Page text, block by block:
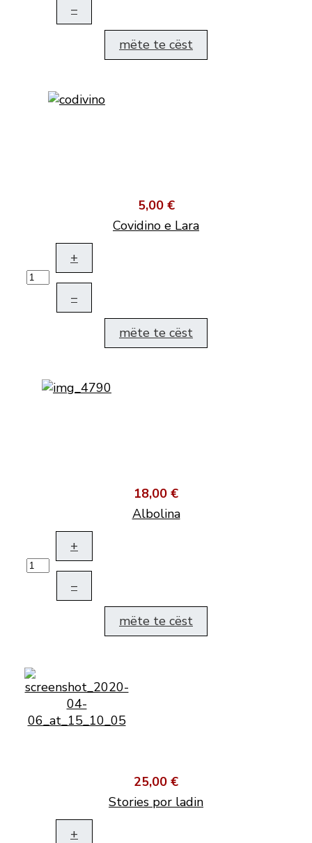
–
mëte te cëst
5,00 €
Covidino e Lara
+
–
mëte te cëst
18,00 €
Albolina
+
–
mëte te cëst
25,00 €
Stories por ladin
+